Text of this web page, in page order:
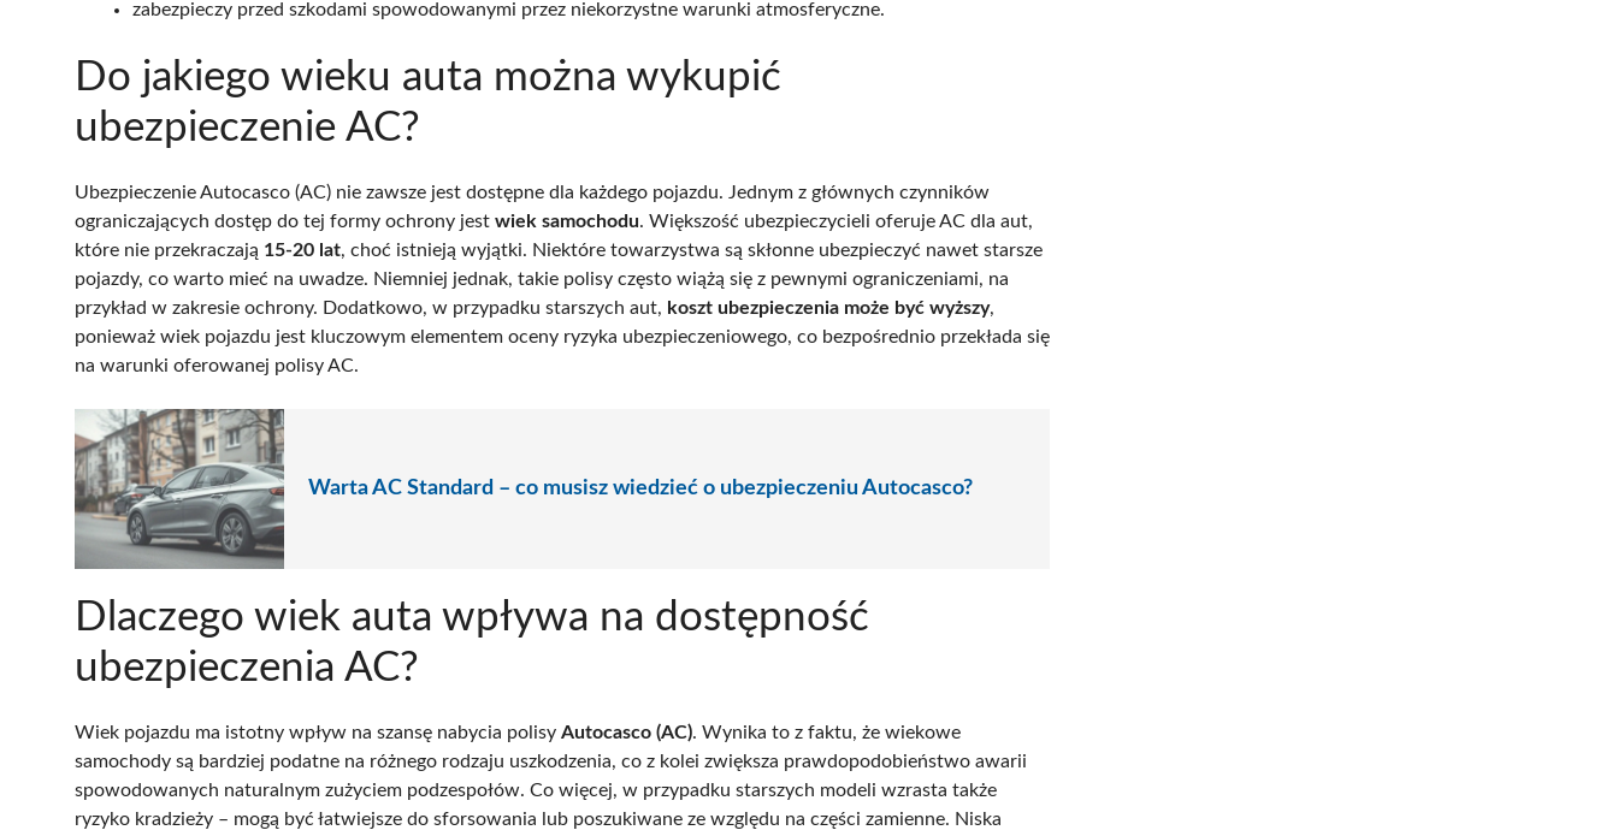
zabezpieczy przed szkodami spowodowanymi przez niekorzystne warunki atmosferyczne.
Do jakiego wieku auta można wykupić
ubezpieczenie AC?
Ubezpieczenie Autocasco (AC) nie zawsze jest dostępne dla każdego pojazdu. Jednym z głównych czynników
ograniczających dostęp do tej formy ochrony jest wiek samochodu. Większość ubezpieczycieli oferuje AC dla aut,
które nie przekraczają 15-20 lat, choć istnieją wyjątki. Niektóre towarzystwa są skłonne ubezpieczyć nawet starsze
pojazdy, co warto mieć na uwadze. Niemniej jednak, takie polisy często wiążą się z pewnymi ograniczeniami, na
przykład w zakresie ochrony. Dodatkowo, w przypadku starszych aut, koszt ubezpieczenia może być wyższy,
ponieważ wiek pojazdu jest kluczowym elementem oceny ryzyka ubezpieczeniowego, co bezpośrednio przekłada się
na warunki oferowanej polisy AC.
Warta AC Standard – co musisz wiedzieć o ubezpieczeniu Autocasco?
Dlaczego wiek auta wpływa na dostępność
ubezpieczenia AC?
Wiek pojazdu ma istotny wpływ na szansę nabycia polisy Autocasco (AC). Wynika to z faktu, że wiekowe
samochody są bardziej podatne na różnego rodzaju uszkodzenia, co z kolei zwiększa prawdopodobieństwo awarii
spowodowanych naturalnym zużyciem podzespołów. Co więcej, w przypadku starszych modeli wzrasta także
ryzyko kradzieży – mogą być łatwiejsze do sforsowania lub poszukiwane ze względu na części zamienne. Niska